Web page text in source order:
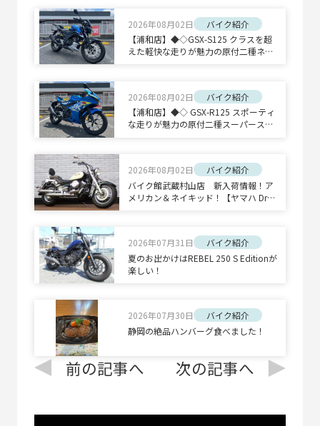
2026年08月02日
バイク紹介
【浦和店】◆◇GSX-S125 クラスを超
えた軽快な走りが魅力の原付二種ネイ
2026年08月02日
バイク紹介
【浦和店】◆◇ GSX-R125 スポーティ
な走りが魅力の原付二種スーパースポ
2026年08月02日
バイク紹介
バイク館武蔵村山店 新入荷情報！ア
メリカン＆ネイキッド！【ヤマハ Drag
2026年07月31日
バイク紹介
夏のお出かけはREBEL 250 S Editionが
楽しい！
2026年07月30日
バイク紹介
静岡の絶品ハンバーグ食べました！
前の記事へ 次の記事へ